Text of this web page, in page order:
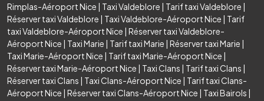
Rimplas-Aéroport Nice | Taxi Valdeblore | Tarif taxi Valdeblore |
Réserver taxi Valdeblore | Taxi Valdeblore-Aéroport Nice | Tarif
taxi Valdeblore-Aéroport Nice | Réserver taxi Valdeblore-
Aéroport Nice | Taxi Marie | Tarif taxi Marie | Réserver taxi Marie |
Taxi Marie-Aéroport Nice | Tarif taxi Marie-Aéroport Nice |
Réserver taxi Marie-Aéroport Nice | Taxi Clans | Tarif taxi Clans |
Réserver taxi Clans | Taxi Clans-Aéroport Nice | Tarif taxi Clans-
Aéroport Nice | Réserver taxi Clans-Aéroport Nice | Taxi Bairols |